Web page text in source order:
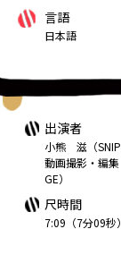
言語
日本語
出演者
小熊 滋（
動画撮影・編
GE）
尺時間
7:09（7分09秒）